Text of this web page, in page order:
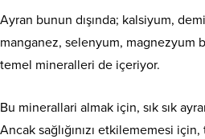
Ayran bunun dışında; kalsiyum,
manganez, selenyum, magnezyum
temel mineralleri de içeriyor.
Bu minerallari almak için, sık sık
Ancak sağlığınızı etkilememesi